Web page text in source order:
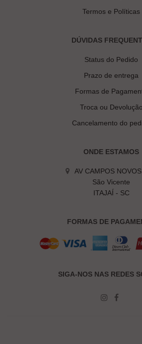
Termos e Políticas
DÚVIDAS
Status do Pedido
Prazo de entrega
Formas de
Troca ou Devolução
Cancelamento do
ONDE ESTAMOS
AV CAMPOS
São Vicente
ITAJAÍ - SC
FORMAS DE
SIGA-NOS NAS REDES